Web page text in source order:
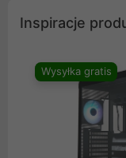
Inspiracje
Wysyłka gratis